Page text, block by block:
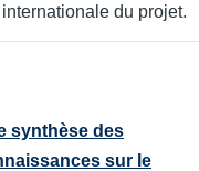
du projet.
synthèse des
sur le